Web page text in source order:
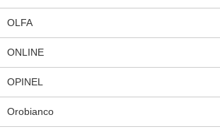
OLFA
ONLINE
OPINEL
Orobianco